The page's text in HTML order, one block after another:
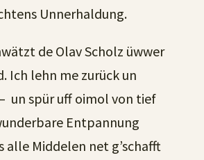
Unnerhaldung.
de Olav Scholz üwwer
Ich lehn me zurück un
un spür uff oimol von tief
Entpannung
alle Middelen net g’schafft